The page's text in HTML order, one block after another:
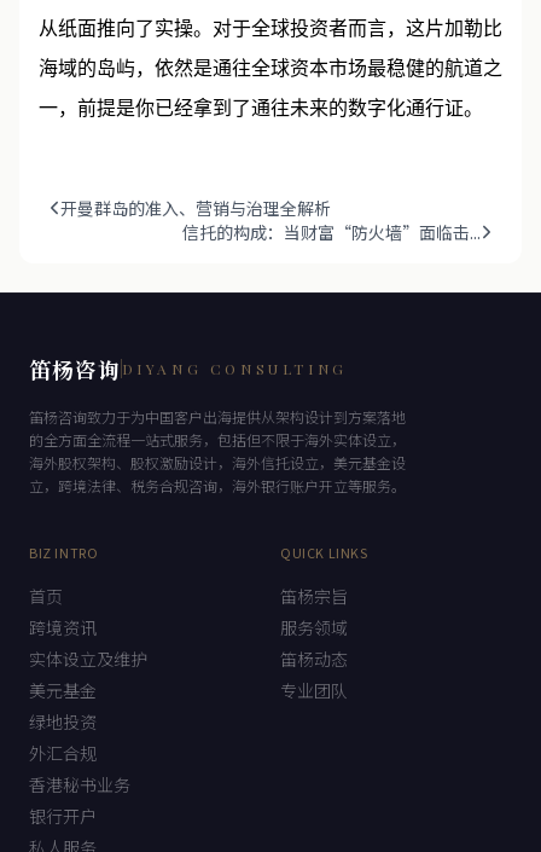
从纸面推向了实操。对于全球投资者而言，这片加勒比
海域的岛屿，依然是通往全球资本市场最稳健的航道之
一，前提是你已经拿到了通往未来的数字化通行证。
开曼群岛的准入、营销与治理全解析
信托的构成：当财富“防火墙”面临击...
笛杨咨询 DIYANG CONSULTING
笛杨咨询致力于为中国客户出海提供从架构设计到方案落地
的全方面全流程一站式服务，包括但不限于海外实体设立，
海外股权架构、股权激励设计，海外信托设立，美元基金设
立，跨境法律、税务合规咨询，海外银行账户开立等服务。
BIZ INTRO
首页
跨境资讯
实体设立及维护
美元基金
绿地投资
外汇合规
香港秘书业务
银行开户
私人服务
QUICK LINKS
笛杨宗旨
服务领域
笛杨动态
专业团队